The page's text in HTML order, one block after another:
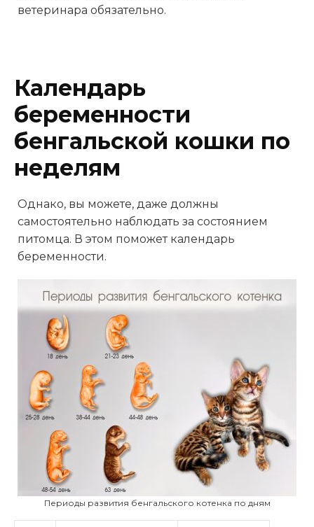
ветеринара обязательно.
Календарь
беременности
бенгальской кошки по
неделям
Однако, вы можете, даже должны
самостоятельно наблюдать за состоянием
питомца. В этом поможет календарь
беременности.
Периоды развития бенгальского котенка по дням